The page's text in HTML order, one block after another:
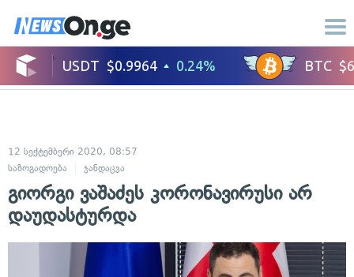
12 სექტემბერი 2020, 08:57
საზოგადოება
ჯანდაცვა
გიორგი ვაშაძეს კორონავირუსი არ
დაუდასტურდა